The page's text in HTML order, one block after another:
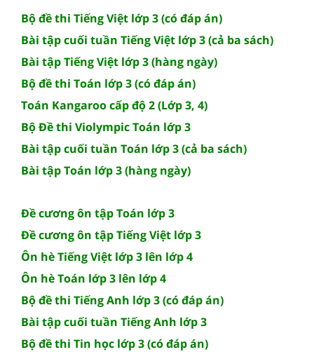
Bộ đề thi Tiếng Việt lớp 3 (có đáp án)
Bài tập cuối tuần Tiếng Việt lớp 3 (cả ba sách)
Bài tập Tiếng Việt lớp 3 (hàng ngày)
Bộ đề thi Toán lớp 3 (có đáp án)
Toán Kangaroo cấp độ 2 (Lớp 3, 4)
Bộ Đề thi Violympic Toán lớp 3
Bài tập cuối tuần Toán lớp 3 (cả ba sách)
Bài tập Toán lớp 3 (hàng ngày)
Đề cương ôn tập Toán lớp 3
Đề cương ôn tập Tiếng Việt lớp 3
Ôn hè Tiếng Việt lớp 3 lên lớp 4
Ôn hè Toán lớp 3 lên lớp 4
Bộ đề thi Tiếng Anh lớp 3 (có đáp án)
Bài tập cuối tuần Tiếng Anh lớp 3
Bộ đề thi Tin học lớp 3 (có đáp án)